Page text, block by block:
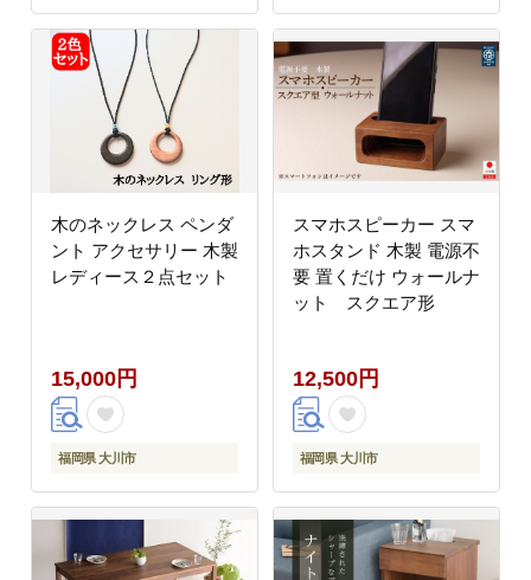
木のネックレス ペンダ
ント アクセサリー 木製
レディース２点セット
15,000円
福岡県 大川市
スマホスピーカー スマ
ホスタンド 木製 電源不
要 置くだけ ウォールナ
ット スクエア形
12,500円
福岡県 大川市